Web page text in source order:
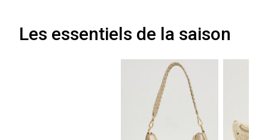
Les essentiels de la saison